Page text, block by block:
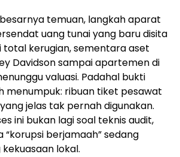
temuan, langkah aparat
uang tunai yang baru disita
total kerugian, sementara aset
Davidson sampai apartemen di
valuasi. Padahal bukti
menumpuk: ribuan tiket pesawat
jelas tak pernah digunakan.
ini bukan lagi soal teknis audit,
“korupsi berjamaah” sedang
lokal.